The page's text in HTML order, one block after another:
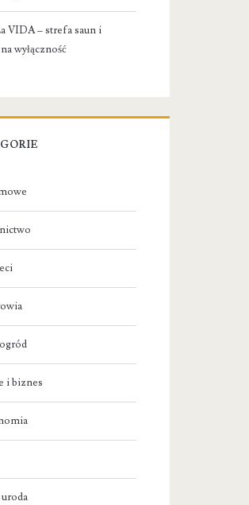
VIDA – strefa saun i
wyłączność
i biznes